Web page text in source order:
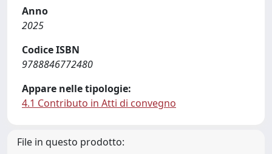
Anno
2025
Codice ISBN
9788846772480
Appare nelle tipologie:
4.1 Contributo in Atti di convegno
File in questo prodotto: